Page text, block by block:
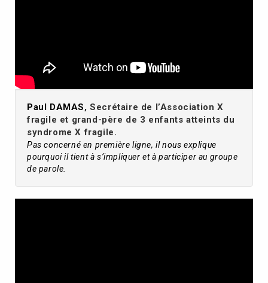
Paul DAMAS, Secrétaire de l’Association X
fragile et grand-père de 3 enfants atteints du
syndrome X fragile.
Pas concerné en première ligne, il nous explique
pourquoi il tient à s’impliquer et à participer au groupe
de parole.